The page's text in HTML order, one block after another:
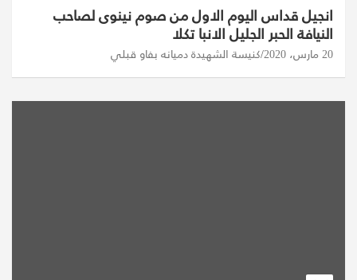
انجيل قداس اليوم الاول من صوم نينوى لصاحب
النيافة الحبر الجليل الانبا تكلا
20 مارس، 2020 كنيسة الشهيدة دميانه بفاو قبلي